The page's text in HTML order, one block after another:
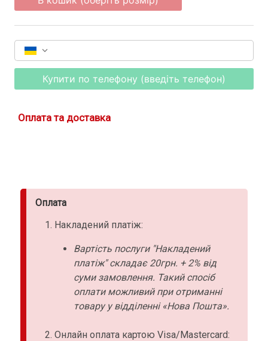
Купити по телефону (введіть телефон)
Оплата та доставка
Оплата
Накладений платіж:
Вартість послуги "Накладений
платіж" складає 20грн. + 2% від
суми замовлення. Такий спосіб
оплати можливий при отриманні
товару у відділенні «Нова Пошта».
Онлайн оплата картою Visa/Mastercard: